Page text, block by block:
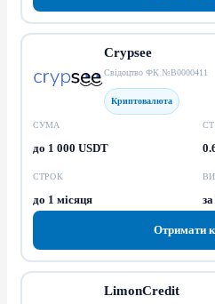
Crypsee
Свідоцтво ФК №В0000411
Криптовалюта
СУМА
до 1 000 USDT
СТРОК
до 1 місяця
Отримати
LimonCredit